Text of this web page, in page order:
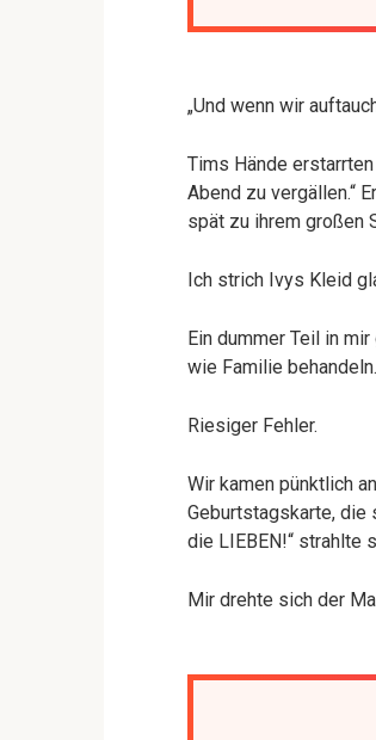
„Und wenn wir
Tims Hände
Abend zu vergällen.“
spät zu ihrem großen
Ich strich Ivys Kleid
Ein dummer Teil in
wie Familie behandeln.
Riesiger Fehler.
Wir kamen pünktlich
Geburtstagskarte, die
die LIEBEN!“ strahlte
Mir drehte sich der